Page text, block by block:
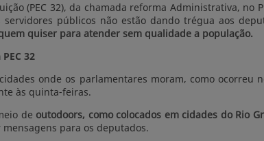
(PEC 32), da chamada reforma Administrativa, no
públicos não estão dando trégua aos
quiser para atender sem qualidade a população.
32
onde os parlamentares moram, como ocorreu
às quinta-feiras.
de outodoors, como colocados em cidades do Rio
para os deputados.